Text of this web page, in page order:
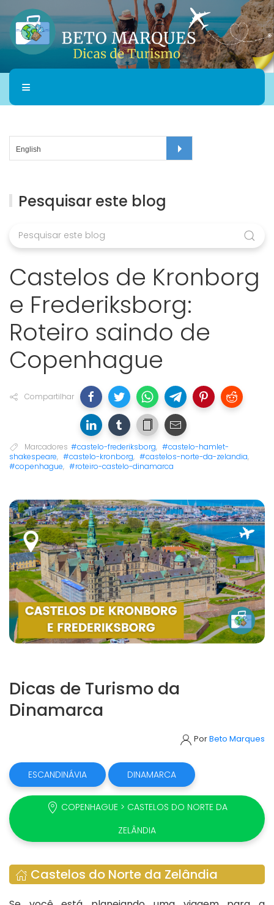
Pesquisar este blog
Castelos de Kronborg
e Frederiksborg:
Roteiro saindo de
Copenhague
Compartilhar
Marcadores #castelo-frederiksborg, #castelo-hamlet-
shakespeare, #castelo-kronborg, #castelos-norte-da-zelandia,
#copenhague, #roteiro-castelo-dinamarca
Dicas de Turismo da
Dinamarca
PorBeto Marques
ESCANDINÁVIA DINAMARCA
COPENHAGUE > CASTELOS DO NORTE DA
ZELÂNDIA
Castelos do Norte da Zelândia